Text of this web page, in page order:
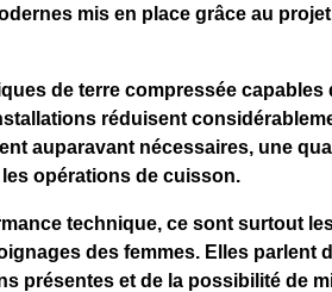
mis en place grâce au
de terre compressée
réduisent
auparavant nécessaires, une
opérations de cuisson.
technique, ce sont surtout
des femmes. Elles parlent
présentes et de la possibilité de